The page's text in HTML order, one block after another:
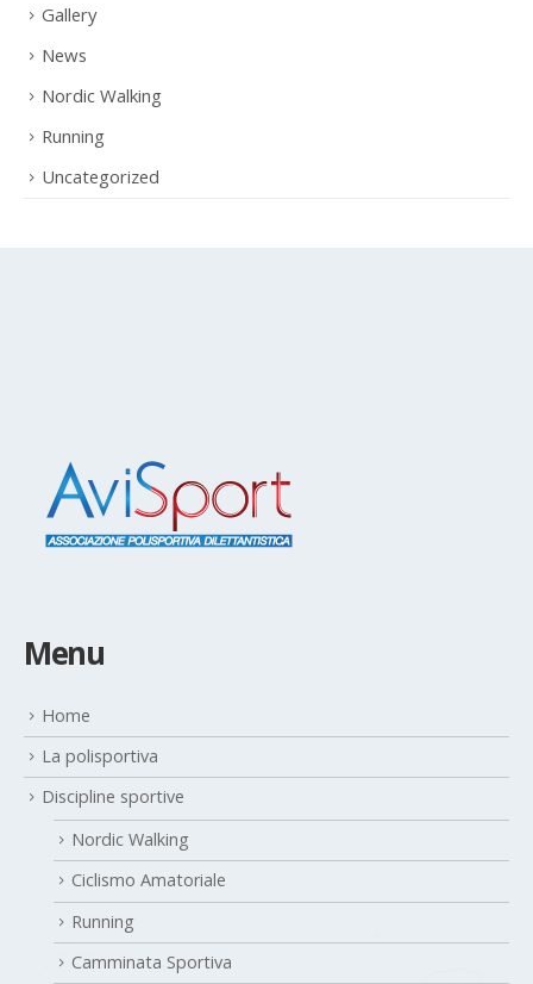
Gallery
News
Nordic Walking
Running
Uncategorized
Menu
Home
La polisportiva
Discipline sportive
Nordic Walking
Ciclismo Amatoriale
Running
Camminata Sportiva